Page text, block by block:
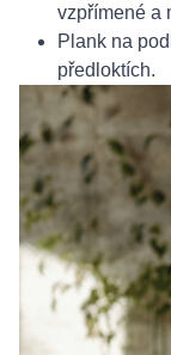
vzpřímené a
Plank na
předloktích.